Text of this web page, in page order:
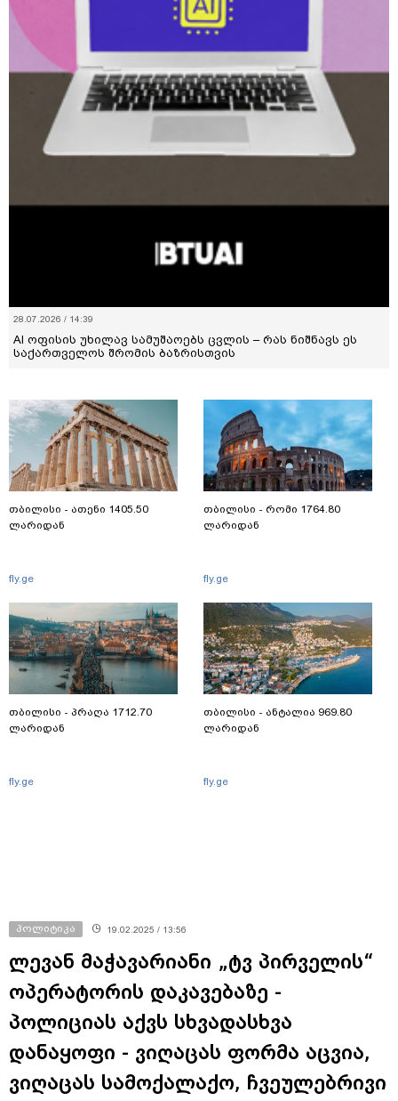
28.07.2026 / 14:39
AI ოფისის უხილავ სამუშაოებს ცვლის – რას ნიშნავს ეს
საქართველოს შრომის ბაზრისთვის
თბილისი - ათენი 1405.50
ლარიდან
fly.ge
თბილისი - პრაღა 1712.70
ლარიდან
fly.ge
თბილისი - რომი 1764.80
ლარიდან
fly.ge
თბილისი - ანტალია 969.80
ლარიდან
fly.ge
პოლიტიკა 19.02.2025 / 13:56
ლევან მაჭავარიანი „ტვ პირველის“
ოპერატორის დაკავებაზე -
პოლიციას აქვს სხვადასხვა
დანაყოფი - ვიღაცას ფორმა აცვია,
ვიღაცას სამოქალაქო, ჩვეულებრივი